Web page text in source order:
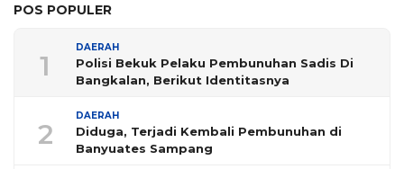
POS POPULER
1
DAERAH
Polisi Bekuk Pelaku Pembunuhan Sadis Di
Bangkalan, Berikut Identitasnya
2
DAERAH
Diduga, Terjadi Kembali Pembunuhan di
Banyuates Sampang